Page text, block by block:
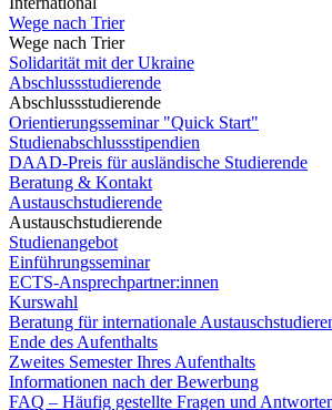
Wege nach Trier
Wege nach Trier
Solidarität mit der Ukraine
Abschlussstudierende
Abschlussstudierende
Orientierungsseminar "Quick Start"
Studienabschlussstipendien
DAAD-Preis für ausländische Studierende
Beratung & Kontakt
Austauschstudierende
Austauschstudierende
Studienangebot
Einführungsseminar
ECTS-Ansprechpartner:innen
Kurswahl
Beratung für internationale
Ende des Aufenthalts
Zweites Semester Ihres Aufenthalts
Informationen nach der Bewerbung
FAQ – Häufig gestellte Fragen und